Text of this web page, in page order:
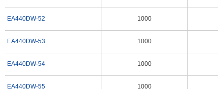
EA440DW-52
EA440DW-53
EA440DW-54
EA440DW-55
1000
1000
1000
1000